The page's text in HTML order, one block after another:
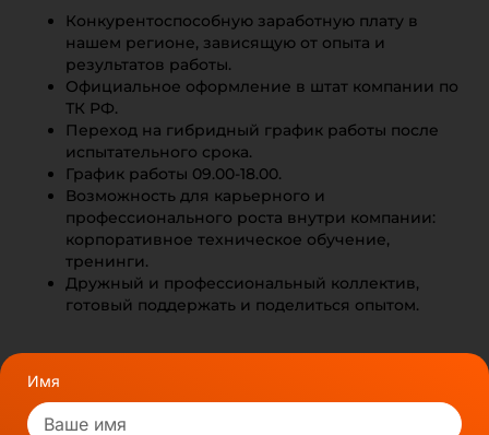
Конкурентоспособную заработную плату в
нашем регионе, зависящую от опыта и
результатов работы.
Официальное оформление в штат компании по
ТК РФ.
Переход на гибридный график работы после
испытательного срока.
График работы 09.00-18.00.
Возможность для карьерного и
профессионального роста внутри компании:
корпоративное техническое обучение,
тренинги.
Дружный и профессиональный коллектив,
готовый поддержать и поделиться опытом.
Имя